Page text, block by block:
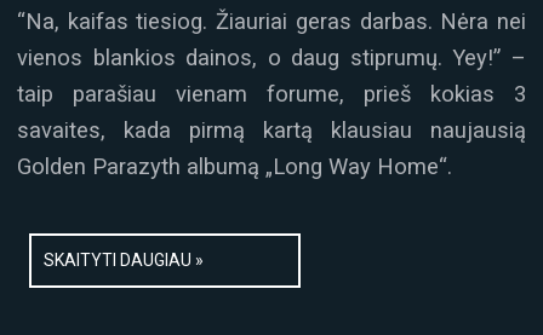
“Na, kaifas tiesiog. Žiauriai geras darbas. Nėra nei
vienos blankios dainos, o daug stiprumų. Yey!” –
taip parašiau vienam forume, prieš kokias 3
savaites, kada pirmą kartą klausiau naujausią
Golden Parazyth albumą „Long Way Home“.
SKAITYTI DAUGIAU »